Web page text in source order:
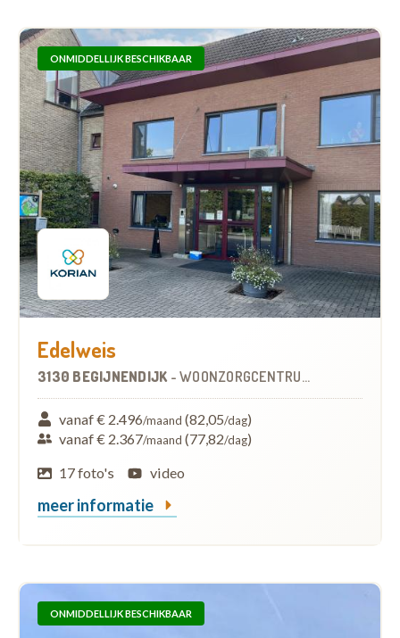
ONMIDDELLIJK BESCHIKBAAR
Edelweis
3130 BEGIJNENDIJK - WOONZORGCENTRUM (WZC)
vanaf € 2.496/maand (82,05/dag)
vanaf € 2.367/maand (77,82/dag)
17 foto's
video
meer informatie
ONMIDDELLIJK BESCHIKBAAR